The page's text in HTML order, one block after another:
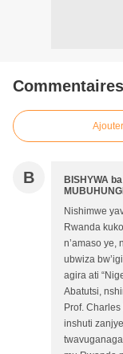
Commentaires
B
BISHYWA
Nishimwe
Rwanda
n’amaso ye,
ubwiza
agira ati
Abatutsi,
Prof.
inshuti